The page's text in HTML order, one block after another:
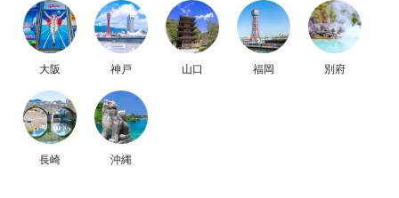
大阪 神戸 山口 福岡 別府
長崎 沖縄